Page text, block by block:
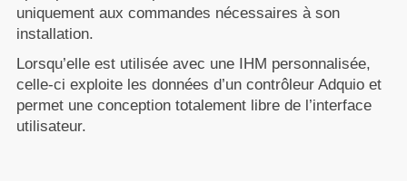
uniquement aux commandes nécessaires à son
installation.
Lorsqu’elle est utilisée avec une IHM personnalisée,
celle-ci exploite les données d’un contrôleur Adquio et
permet une conception totalement libre de l’interface
utilisateur.